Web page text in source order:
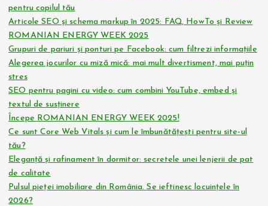
pentru copilul tău
Articole SEO și schema markup în 2025: FAQ, HowTo și Review
ROMANIAN ENERGY WEEK 2025
Grupuri de pariuri și ponturi pe Facebook: cum filtrezi informațiile
Alegerea jocurilor cu miză mică: mai mult divertisment, mai puțin
stres
SEO pentru pagini cu video: cum combini YouTube, embed și
textul de susținere
Începe ROMANIAN ENERGY WEEK 2025!
Ce sunt Core Web Vitals și cum le îmbunătățești pentru site-ul
tău?
Eleganță și rafinament în dormitor: secretele unei lenjerii de pat
de calitate
Pulsul pieței imobiliare din România. Se ieftinesc locuințele în
2026?